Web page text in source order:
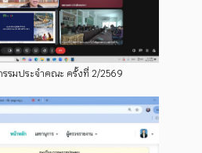
รมประจำคณะ ครั้งที่ 2/2569